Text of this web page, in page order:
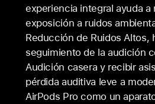
experiencia integral ayuda a
exposición a ruidos
Reducción de Ruidos Altos,
seguimiento de la audición
Audición casera y recibir
pérdida auditiva leve a
AirPods Pro como un